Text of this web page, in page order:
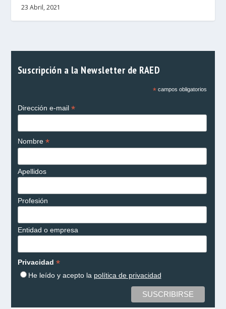
23 Abril, 2021
Suscripción a la Newsletter de RAED
*campos obligatorios
Dirección e-mail *
Nombre *
Apellidos
Profesión
Entidad o empresa
Privacidad *
He leído y acepto la política de privacidad